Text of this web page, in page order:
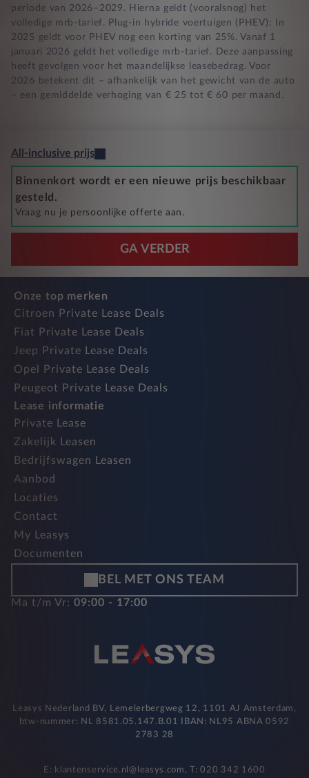
periode van 2026–2029. Hierna geldt (vooralsnog) het
volledige mrb-tarief. Plug-in hybride voertuigen (PHEV): In
2025 geldt voor PHEV nog een korting van 25%. Vanaf 1
januari 2026 geldt het volledige mrb-tarief. Deze aanpassing
heeft gevolgen voor het maandelijkse leasebedrag. Voor
2026 betekent dit – afhankelijk van het gewicht van de auto
– een gemiddelde verhoging van € 25 tot € 60 per maand.
All-inclusive prijs
Binnenkort wordt er een nieuwe prijs beschikbaar
gesteld.
Vraag nu je persoonlijke offerte aan.
GA VERDER
Onze top merken
Citroen Private Lease Deals
Fiat Private Lease Deals
Jeep Private Lease Deals
Opel Private Lease Deals
Peugeot Private Lease Deals
Lease informatie
Private Lease
Zakelijk Leasen
Bedrijfswagen Leasen
Aanbod
Locaties
Contact
My Leasys
Documenten
BEL MET ONS TEAM
Ma t/m Vr: 09:00 - 17:00
Leasys Nederland BV, Lemelerbergweg 12, 1101 AJ Amsterdam,
btw-nummer: NL 8581.05.147.B.01 IBAN: NL95 ABNA 0592
2783 28
E: klantenservice.nl@leasys.com, T: 020 342 1600